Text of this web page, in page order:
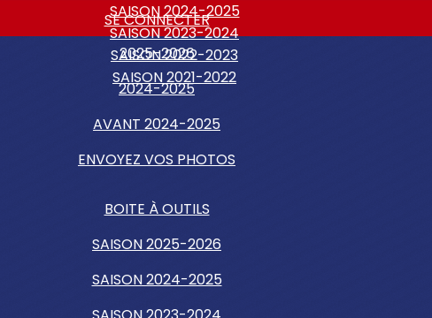
SAISON 2024-2025
SAISON 2023-2024
SAISON 2022-2023
SAISON 2021-2022
SE CONNECTER
2025-2026
2024-2025
AVANT 2024-2025
ENVOYEZ VOS PHOTOS
BOITE À OUTILS
SAISON 2025-2026
SAISON 2024-2025